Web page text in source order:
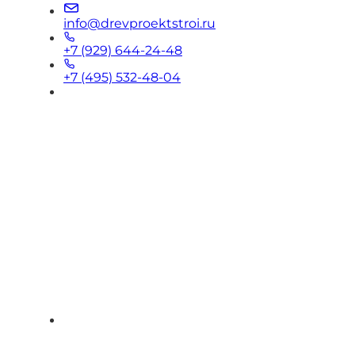
info@drevproektstroi.ru
+7 (929) 644-24-48
+7 (495) 532-48-04